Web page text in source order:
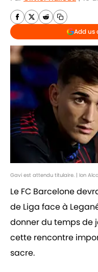
Add us
Gavi est attendu titulaire. | Ion
Le FC Barcelone
de Liga face à
donner du temps de
cette rencontre
sacre.